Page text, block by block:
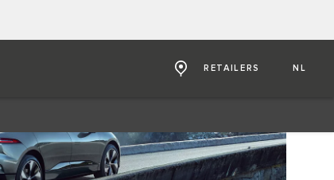
RETAILERS NL